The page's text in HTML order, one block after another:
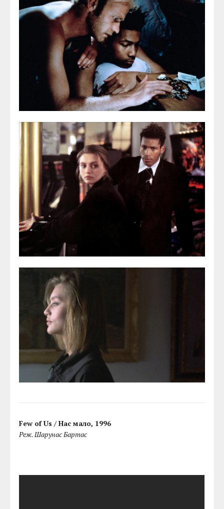
Few of Us / Нас мало, 1996
Реж. Шарунас Бартас